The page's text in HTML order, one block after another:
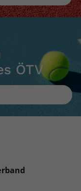
ÖTV